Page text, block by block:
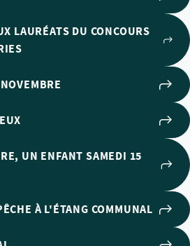
LAURÉATS DU CONCOURS
UN ENFANT SAMEDI 15
À L'ÉTANG COMMUNAL